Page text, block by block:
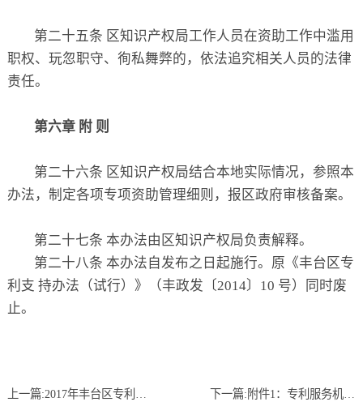
第二十五条 区知识产权局工作人员在资助工作中滥用
职权、玩忽职守、徇私舞弊的，依法追究相关人员的法律
责任。
第六章 附 则
第二十六条 区知识产权局结合本地实际情况，参照本
办法，制定各项专项资助管理细则，报区政府审核备案。
第二十七条 本办法由区知识产权局负责解释。
第二十八条 本办法自发布之日起施行。原《丰台区专
利支 持办法（试行）》（丰政发〔2014〕10 号）同时废
止。
上一篇: 2017年丰台区专利服务支持项目 下一篇: 附件1：专利服务机构年度工作报告